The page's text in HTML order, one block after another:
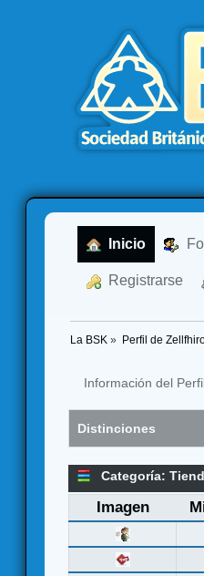
Inicio
Registrarse
La BSK » Perfil de
Información del
Distinciones
Categoría:
Imagen